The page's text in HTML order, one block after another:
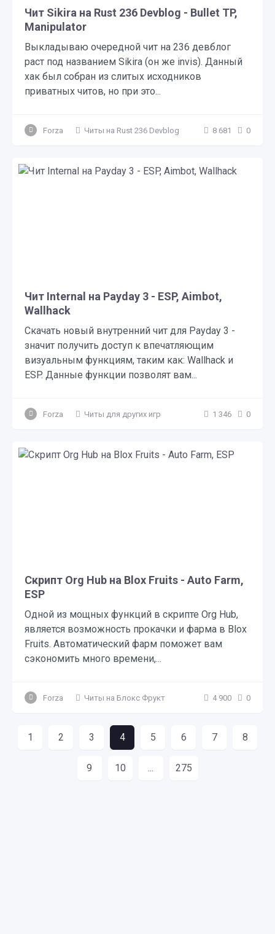
Чит Sikira на Rust 236 Devblog - Bullet TP,
Manipulator
Выкладываю очередной чит на 236 девблог
раст под названием Sikira (он же invis). Данный
хак был собран из слитых исходников
приватных читов, но при это...
Forza Читы на Rust 236 Devblog 8 681 0
Чит Internal на Payday 3 - ESP, Aimbot,
Wallhack
Скачать новый внутренний чит для Payday 3 -
значит получить доступ к впечатляющим
визуальным функциям, таким как: Wallhack и
ESP. Данные функции позволят вам...
Forza Читы для других игр 1 346 0
Скрипт Org Hub на Blox Fruits - Auto Farm,
ESP
Одной из мощных функций в скрипте Org Hub,
является возможность прокачки и фарма в Blox
Fruits. Автоматический фарм поможет вам
сэкономить много времени,...
Forza Читы на Блокс Фрукт 4 900 0
1 2 3 4 5 6 7 8
9 10 ... 275